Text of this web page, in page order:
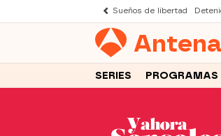
Sueños de libertad
Antena
SERIES PROGRAMAS